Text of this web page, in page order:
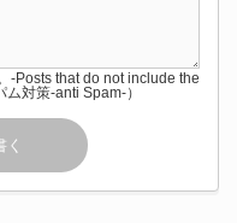
-Posts that do not include the
対策-anti Spam-）